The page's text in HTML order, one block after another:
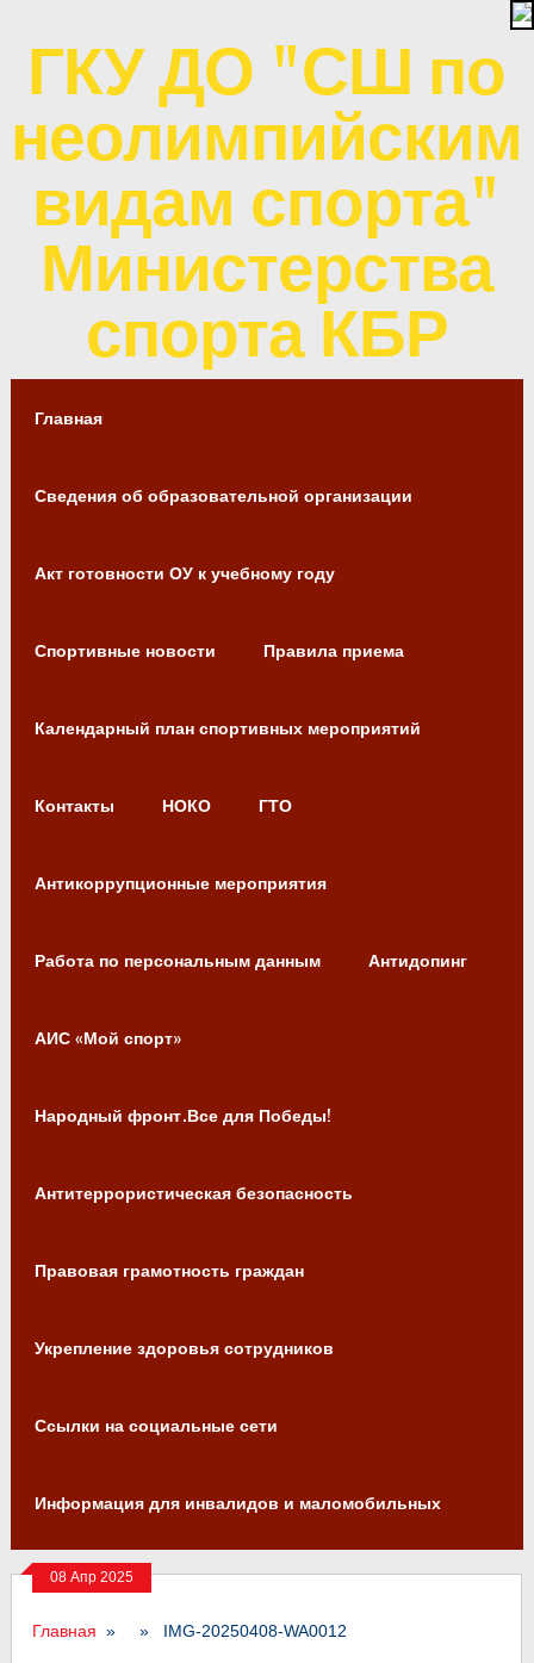
ГКУ ДО "СШ по
неолимпийским
видам спорта"
Министерства
спорта КБР
Главная
Сведения об образовательной организации
Акт готовности ОУ к учебному году
Спортивные новости Правила приема
Календарный план спортивных мероприятий
Контакты НОКО ГТО
Антикоррупционные мероприятия
Работа по персональным данным Антидопинг
АИС «Мой спорт»
Народный фронт.Все для Победы!
Антитеррористическая безопасность
Правовая грамотность граждан
Укрепление здоровья сотрудников
Ссылки на социальные сети
Информация для инвалидов и маломобильных
граждан
08 Апр 2025
Главная » » IMG-20250408-WA0012